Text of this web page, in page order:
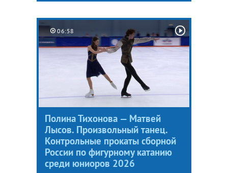
06:58
Полина Тихонова — Матвей
Лысов. Произвольный танец.
Контрольные прокаты сборной
России по фигурному катанию
среди юниоров 2026